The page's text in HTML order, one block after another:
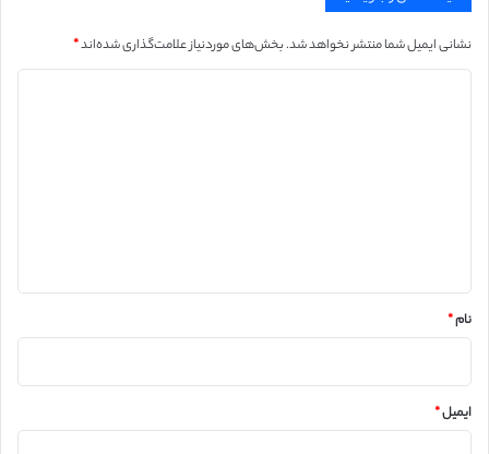
نشانی ایمیل شما منتشر نخواهد شد.بخش‌های موردنیاز علامت‌گذاری شده‌اند*
نام*
ایمیل*